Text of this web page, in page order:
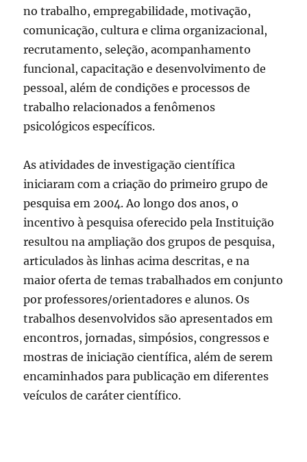
no trabalho, empregabilidade, motivação,
comunicação, cultura e clima organizacional,
recrutamento, seleção, acompanhamento
funcional, capacitação e desenvolvimento de
pessoal, além de condições e processos de
trabalho relacionados a fenômenos
psicológicos específicos.
As atividades de investigação científica
iniciaram com a criação do primeiro grupo de
pesquisa em 2004. Ao longo dos anos, o
incentivo à pesquisa oferecido pela Instituição
resultou na ampliação dos grupos de pesquisa,
articulados às linhas acima descritas, e na
maior oferta de temas trabalhados em conjunto
por professores/orientadores e alunos. Os
trabalhos desenvolvidos são apresentados em
encontros, jornadas, simpósios, congressos e
mostras de iniciação científica, além de serem
encaminhados para publicação em diferentes
veículos de caráter científico.